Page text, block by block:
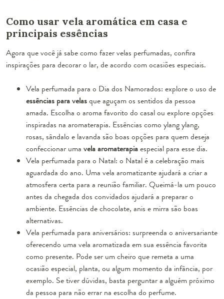
Como usar vela aromática em casa e
principais essências
Agora que você já sabe como fazer velas perfumadas, confira
inspirações para decorar o lar, de acordo com ocasiões especiais.
Vela perfumada para o Dia dos Namorados: explore o uso de
essências para velasque aguçam os sentidos da pessoa
amada. Escolha o aroma favorito do casal ou explore opções
inspiradas na aromaterapia. Essências como ylang ylang,
rosas, sândalo e lavanda são boas opções para quem deseja
confeccionar uma vela aromaterapiaespecial para esse dia.
Vela perfumada para o Natal: o Natal é a celebração mais
aguardada do ano. Uma vela aromatizante ajudará a criar a
atmosfera certa para a reunião familiar. Queimá-la um pouco
antes da chegada dos convidados ajudará a preparar o
ambiente. Essências de chocolate, anis e mirra são boas
alternativas.
Vela perfumada para aniversários: surpreenda o aniversariante
oferecendo uma vela aromatizada em sua essência favorita
como presente. Pode ser um cheiro que remeta a uma
ocasião especial, planta, ou algum momento da infância, por
exemplo. Se tiver dúvidas, basta perguntar a alguém próximo
da pessoa para não errar na escolha do perfume.